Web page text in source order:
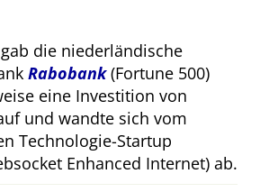
die niederländische
Rabobank(Fortune 500)
eine Investition von
und wandte sich vom
Technologie-Startup
Enhanced Internet) ab.